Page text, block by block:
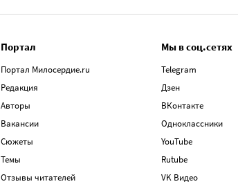
Портал
Портал Милосердие.ru
Редакция
Авторы
Вакансии
Сюжеты
Темы
Отзывы читателей
Мы в соц.сетях
Telegram
Дзен
ВКонтакте
Одноклассники
YouTube
Rutube
VK Видео